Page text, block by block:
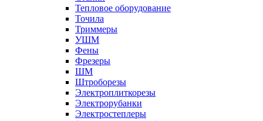
Тепловое оборудование
Точила
Триммеры
УШМ
Фены
Фрезеры
ШМ
Штроборезы
Электроплиткорезы
Электрорубанки
Электростеплеры